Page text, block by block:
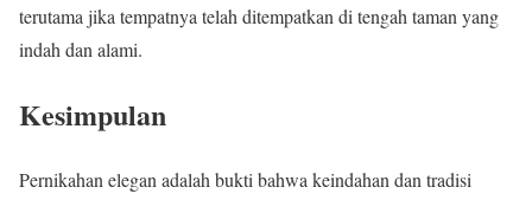
terutama jika tempatnya telah ditempatkan di tengah taman yang
indah dan alami.
Kesimpulan
Pernikahan elegan adalah bukti bahwa keindahan dan tradisi